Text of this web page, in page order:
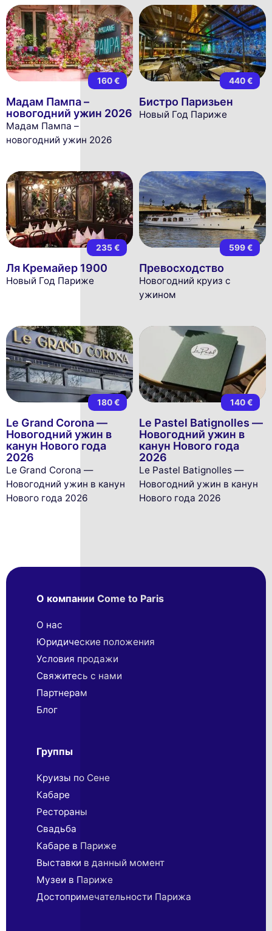
160 €
Мадам Пампа –
новогодний ужин 2026
Мадам Пампа –
новогодний ужин 2026
440 €
Бистро Паризьен
Новый Год Париже
235 €
Ля Кремайер 1900
Новый Год Париже
599 €
Превосходство
Новогодний круиз с
ужином
180 €
Le Grand Corona —
Новогодний ужин в
канун Нового года
2026
Le Grand Corona —
Новогодний ужин в канун
Нового года 2026
140 €
Le Pastel Batignolles —
Новогодний ужин в
канун Нового года
2026
Le Pastel Batignolles —
Новогодний ужин в канун
Нового года 2026
О компании Come to Paris
О нас
Юридические положения
Условия продажи
Свяжитесь с нами
Партнерaм
Блог
Группы
Круизы по Сене
Кабаре
Рестораны
Свадьба
Кабаре в Париже
Выставки в данный момент
Музеи в Париже
Достопримечательности Парижа